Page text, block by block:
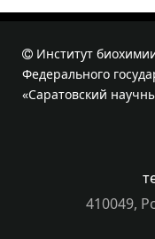
Институт
Федерального
«Саратовский
410049,